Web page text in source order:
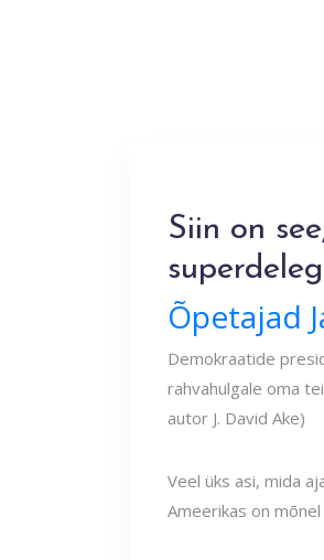
Siin on
Õpetajad
Demokraatide
rahvahulgale oma
autor J. David Ake)
Veel üks asi, mida
Ameerikas on